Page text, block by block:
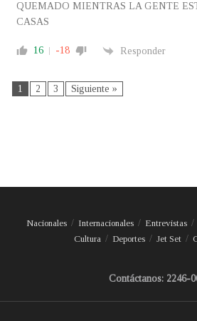
QUEMADO MIENTRAS LA GENTE
CASAS
16 -18 Responder
1 2 3 Siguiente »
Nacionales Internacionales Entrevistas
Cultura
Deportes Jet Set
Contáctanos: 2246-